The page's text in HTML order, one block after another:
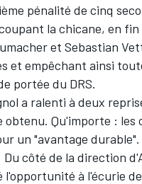
pénalité de cinq
la chicane, en
et Sebastian
et empêchant ainsi
portée du DRS.
a ralenti à deux
obtenu. Qu'importe :
un "avantage
Du côté de la direction d'
l'opportunité à l'écurie